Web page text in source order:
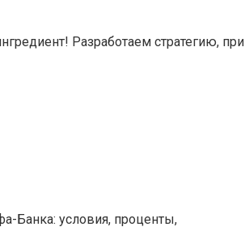
Разработаем стратегию,
Банка: условия, проценты,